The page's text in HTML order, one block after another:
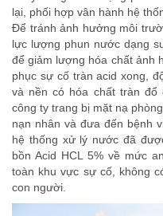
lại, phối hợp vân hành hệ
Để tránh ảnh hưởng môi
lực lượng phun nước dạng
để giảm lượng hóa chất ảnh
phục sự cố tràn acid xong,
và nền có hóa chất tràn
công ty trang bị mặt nạ
nạn nhân và đưa đến bệnh
hệ thống xử lý nước đã
bồn Acid HCL 5% về mức
toàn khu vực sự cố, không
con người.